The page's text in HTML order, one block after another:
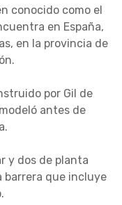
conocido como el
en España,
en la provincia de
por Gil de
antes de
y dos de planta
barrera que incluye